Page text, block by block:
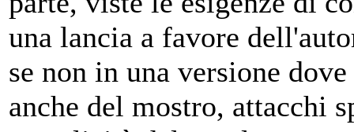
una lancia a favore
se non in una versione
anche del mostro, attacchi